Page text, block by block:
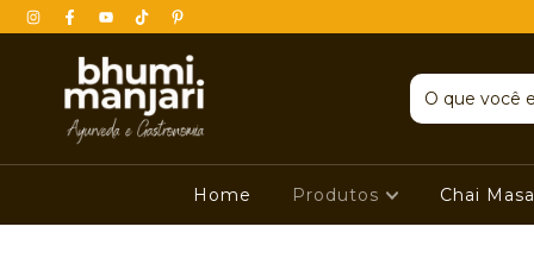
Home Produtos Chai